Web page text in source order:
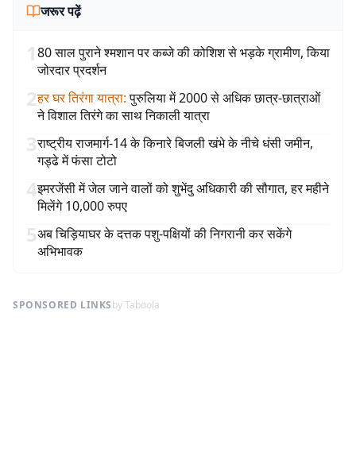
जरूर पढ़ें
180 साल पुराने श्मशान पर कब्जे की कोशिश से भड़के ग्रामीण, किया
जोरदार प्रदर्शन
2हर घर तिरंगा यात्रा: पुरुलिया में 2000 से अधिक छात्र-छात्राओं
ने विशाल तिरंगे का साथ निकाली यात्रा
3राष्ट्रीय राजमार्ग-14 के किनारे बिजली खंभे के नीचे धंसी जमीन,
गड्ढे में फंसा टोटो
4इमरजेंसी में जेल जाने वालों को शुभेंदु अधिकारी की सौगात, हर महीने
मिलेंगे 10,000 रुपए
5अब चिड़ियाघर के दत्तक पशु-पक्षियों की निगरानी कर सकेंगे
अभिभावक
SPONSORED LINKSby Taboola